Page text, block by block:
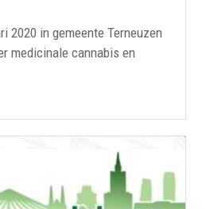
2020 in gemeente Terneuzen
medicinale cannabis en